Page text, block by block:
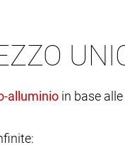
in base